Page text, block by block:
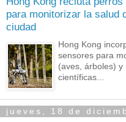
para monitorizar la salud
ciudad
Hong Kong
sensores para
(aves, árboles)
científicas...
jueves, 18 de